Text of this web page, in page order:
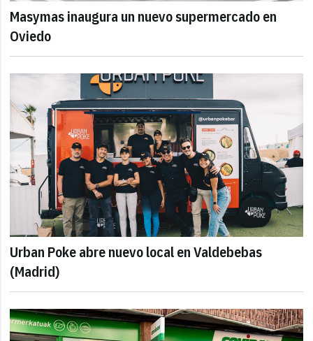
Masymas inaugura un nuevo supermercado en
Oviedo
Urban Poke abre nuevo local en Valdebebas
(Madrid)